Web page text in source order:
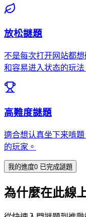
放松謎題
不是每次打开网站都
和容易进入状态的玩法
高難度謎題
適合想认真坐下来啃
的玩家。
我的進度0 已完成謎題
為什麼在此線